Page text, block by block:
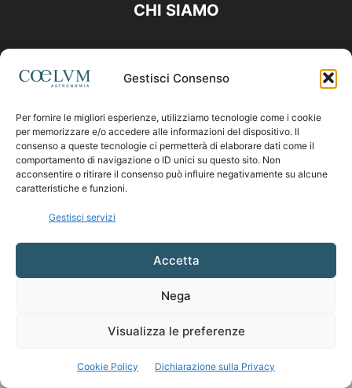
Gestisci Consenso
Per fornire le migliori esperienze, utilizziamo tecnologie come i cookie
per memorizzare e/o accedere alle informazioni del dispositivo. Il
consenso a queste tecnologie ci permetterà di elaborare dati come il
comportamento di navigazione o ID unici su questo sito. Non
acconsentire o ritirare il consenso può influire negativamente su alcune
caratteristiche e funzioni.
Gestisci servizi
Accetta
Nega
Visualizza le preferenze
Cookie Policy Dichiarazione sulla Privacy
CHI SIAMO